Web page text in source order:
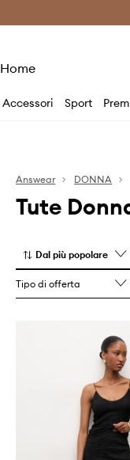
Risparmia
Home
Accessori Sport
Answear DONNA
Tute
Dal più popolare
Tipo di offerta